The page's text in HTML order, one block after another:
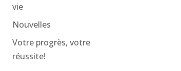
vie
Nouvelles
Votre progrès, votre
réussite!